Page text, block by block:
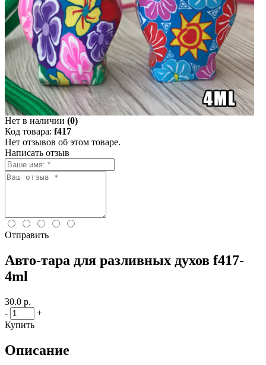
Нет в наличии (0)
Код товара: f417
Нет отзывов об этом товаре.
Написать отзыв
Отправить
Авто-тара для разливных духов f417-
4ml
30.0 р.
-
+
Купить
Описание